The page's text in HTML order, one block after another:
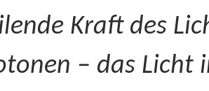
Kraft des
– das Licht